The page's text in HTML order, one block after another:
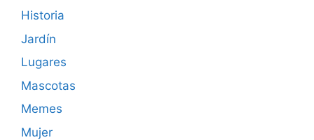
Historia
Jardín
Lugares
Mascotas
Memes
Mujer